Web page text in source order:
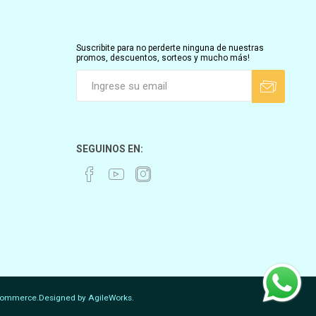
Suscribite para no perderte ninguna de nuestras
promos, descuentos, sorteos y mucho más!
SEGUINOS EN:
Designed by AgileWorks.